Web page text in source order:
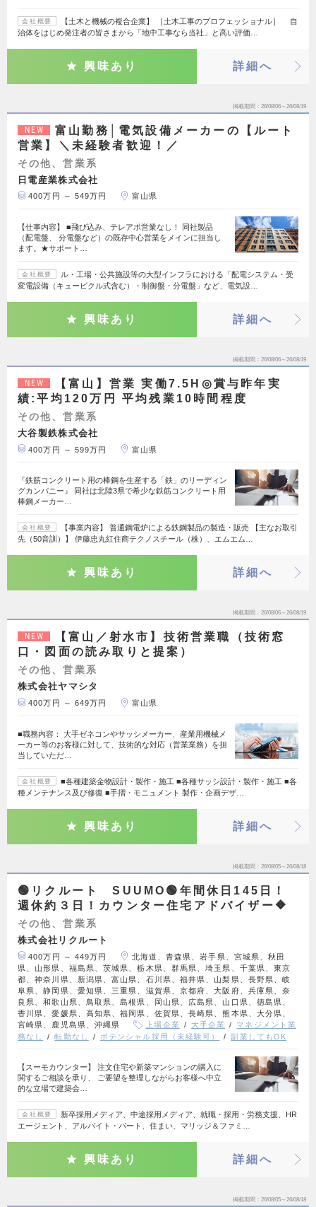
会社概要
【土木と機械の複合企業】 ［土木工事のプロフェッショナル］ 自
治体をはじめ発注者の皆さまから「地中工事なら当社」と高い評価…
興味あり 詳細へ
掲載期間 26/08/06～26/08/19
NEW
富山勤務│電気設備メーカーの【ルート
営業】＼未経験者歓迎！／
その他、営業系
日電産業株式会社
400万円 ～ 549万円 富山県
【仕事内容】 ■飛び込み、テレアポ営業なし！ 同社製品
（配電盤、 分電盤など）の既存中心営業をメインに担当し
ます。★サポート…
会社概要
ル・工場・公共施設等の大型インフラにおける「配電システム・受
変電設備（キュービクル式含む）・制御盤・分電盤」など、電気設…
興味あり 詳細へ
掲載期間 26/08/06～26/08/19
NEW
【富山】営業 実働7.5H◎賞与昨年実
績:平均120万円 平均残業10時間程度
その他、営業系
大谷製鉄株式会社
400万円 ～ 599万円 富山県
『鉄筋コンクリート用の棒鋼を生産する「鉄」のリーディン
グカンパニー』 同社は北陸3県で希少な鉄筋コンクリート用
棒鋼メーカー…
会社概要
【事業内容】 普通鋼電炉による鉄鋼製品の製造・販売 【主なお取引
先（50音訓）】 伊藤忠丸紅住商テクノスチール（株）、エムエム…
興味あり 詳細へ
掲載期間 26/08/06～26/08/19
NEW
【富山／射水市】技術営業職（技術窓
口・図面の読み取りと提案）
その他、営業系
株式会社ヤマシタ
400万円 ～ 649万円 富山県
■職務内容： 大手ゼネコンやサッシメーカー、産業用機械メ
ーカー等のお客様に対して、技術的な対応（営業業務）を担
当していただ…
会社概要
■各種建築金物設計・製作・施工 ■各種サッシ設計・製作・施工 ■各
種メンテナンス及び修復 ■手摺・モニュメント 製作・企画デザ…
興味あり 詳細へ
掲載期間 26/08/05～26/08/18
🟢リクルート SUUMO🟢年間休日145日！
週休約３日！カウンター住宅アドバイザー🔶
その他、営業系
株式会社リクルート
400万円 ～ 449万円
北海道、青森県、岩手県、宮城県、秋田
県、山形県、福島県、茨城県、栃木県、群馬県、埼玉県、千葉県、東京
都、神奈川県、新潟県、富山県、石川県、福井県、山梨県、長野県、岐
阜県、静岡県、愛知県、三重県、滋賀県、京都府、大阪府、兵庫県、奈
良県、和歌山県、鳥取県、島根県、岡山県、広島県、山口県、徳島県、
香川県、愛媛県、高知県、福岡県、佐賀県、長崎県、熊本県、大分県、
宮崎県、鹿児島県、沖縄県
上場企業 大手企業
マネジメント業
務なし
転勤なし ポテンシャル採用（未経験可） 副業してもOK
【スーモカウンター】 注文住宅や新築マンションの購入に
関するご相談を承り、 ご要望を整理しながらお客様へ中立
的な立場で建築会…
会社概要
新卒採用メディア、中途採用メディア、就職・採用・労務支援、HR
エージェント、アルバイト・パート、住まい、マリッジ＆ファミ…
興味あり 詳細へ
掲載期間 26/08/05～26/08/18